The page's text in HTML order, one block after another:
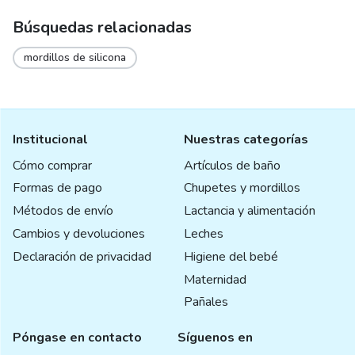
Búsquedas relacionadas
mordillos de silicona
Institucional
Cómo comprar
Formas de pago
Métodos de envío
Cambios y devoluciones
Declaración de privacidad
Nuestras categorías
Artículos de baño
Chupetes y mordillos
Lactancia y alimentación
Leches
Higiene del bebé
Maternidad
Pañales
Póngase en contacto
Síguenos en